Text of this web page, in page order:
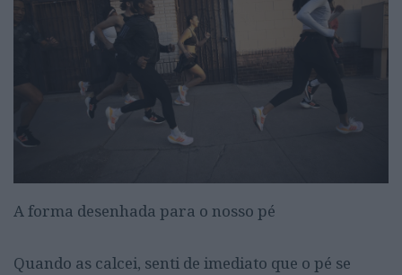
A forma desenhada para o nosso pé
Quando as calcei, senti de imediato que o pé se